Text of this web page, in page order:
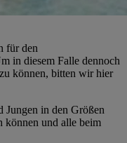
für den
in diesem Falle dennoch
können, bitten wir hier
Jungen in den Größen
können und alle beim